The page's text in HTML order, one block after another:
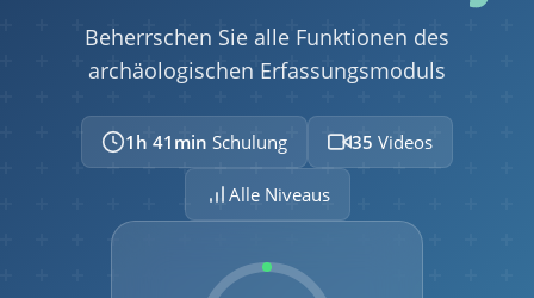
Beherrschen Sie alle Funktionen des
archäologischen Erfassungsmoduls
1h 41min Schulung 35 Videos
Alle Niveaus